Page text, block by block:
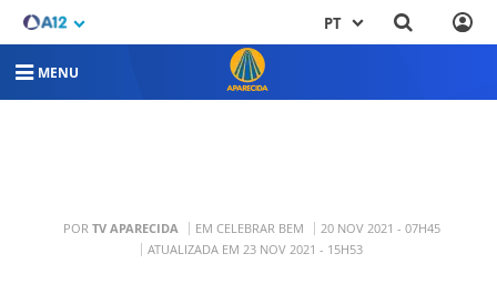
PT
MENU
POR TV APARECIDA EM CELEBRAR BEM
20 NOV 2021 - 07H45
ATUALIZADA EM 23 NOV 2021 - 15H53